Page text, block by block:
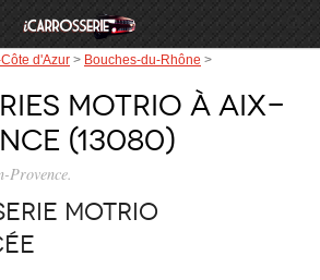
d'Azur > Bouches-du-Rhône >
Motrio à Aix-
(13080)
Provence.
Motrio